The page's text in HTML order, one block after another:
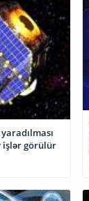
işlər görülür